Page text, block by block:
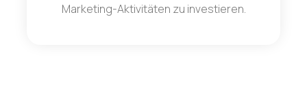
Marketing-Aktivitäten zu investieren.